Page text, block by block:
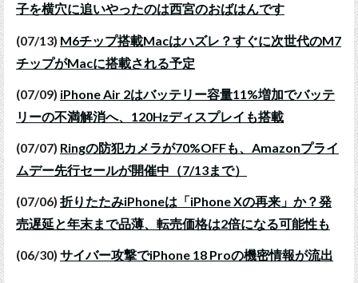
子を横穴に追いやったのは西宮のおばはんです
(07/13) M6チップ搭載Macはハズレ？すぐに次世代のM7
チップがMacに搭載される予定
(07/09) iPhone Air 2はバッテリー容量11%増加でバッテ
リーの不満解消へ、120Hzディスプレイも搭載
(07/07) Ringの防犯カメラが70%OFFも、Amazonプライ
ムデー先行セールが開催中（7/13まで）
(07/06) 折りたたみiPhoneは「iPhone Xの再来」か？発
売遅延と年末まで品薄、転売価格は2倍になる可能性も
(06/30) サイバー攻撃でiPhone 18 Proの機密情報が流出